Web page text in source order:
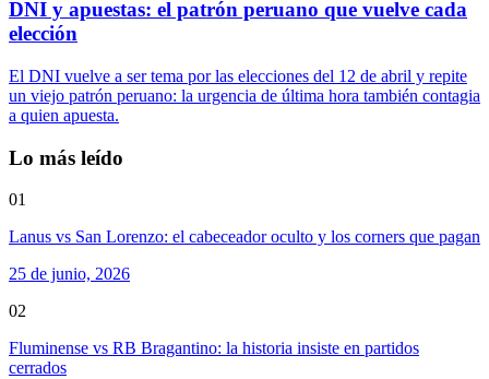
DNI y apuestas: el patrón peruano que vuelve cada
elección
El DNI vuelve a ser tema por las elecciones del 12 de abril y repite
un viejo patrón peruano: la urgencia de última hora también contagia
a quien apuesta.
Lo más leído
01
Lanus vs San Lorenzo: el cabeceador oculto y los corners que pagan
25 de junio, 2026
02
Fluminense vs RB Bragantino: la historia insiste en partidos
cerrados